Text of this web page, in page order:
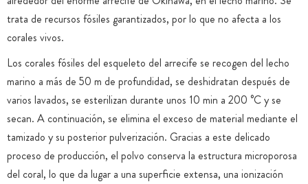
trata de recursos fósiles garantizados, por lo que no afecta a los
corales vivos.
Los corales fósiles del esqueleto del arrecife se recogen del lecho
marino a más de 50 m de profundidad, se deshidratan después de
varios lavados, se esterilizan durante unos 10 min a 200 °C y se
secan. A continuación, se elimina el exceso de material mediante el
tamizado y su posterior pulverización. Gracias a este delicado
proceso de producción, el polvo conserva la estructura microporosa
del coral, lo que da lugar a una superficie extensa, una ionización